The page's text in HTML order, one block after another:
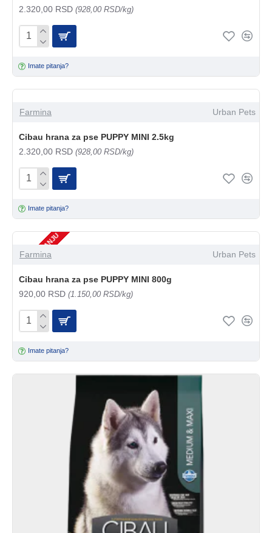
2.320,00 RSD (928,00 RSD/kg)
Imate pitanja?
Farmina Urban Pets
Cibau hrana za pse PUPPY MINI 2.5kg
2.320,00 RSD (928,00 RSD/kg)
Imate pitanja?
NEMA NA STANJU
Farmina Urban Pets
Cibau hrana za pse PUPPY MINI 800g
920,00 RSD (1.150,00 RSD/kg)
Imate pitanja?